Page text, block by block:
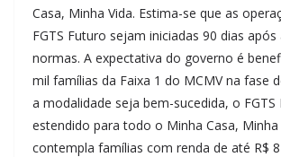
Casa, Minha Vida. Estima-se que as
FGTS Futuro sejam iniciadas 90 dias após
normas. A expectativa do governo é
mil famílias da Faixa 1 do MCMV na fase
a modalidade seja bem-sucedida, o FGTS
estendido para todo o Minha Casa, Minha
contempla famílias com renda de até R$